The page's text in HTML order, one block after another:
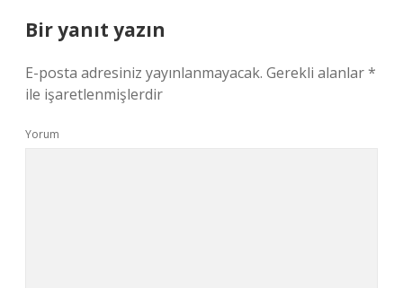
Bir yanıt yazın
E-posta adresiniz yayınlanmayacak. Gerekli alanlar*
ile işaretlenmişlerdir
Yorum